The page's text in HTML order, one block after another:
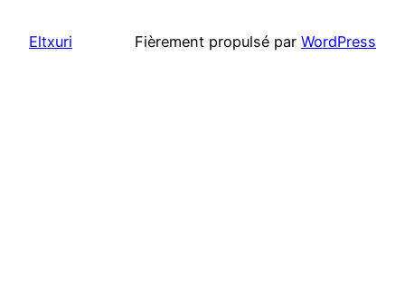
Eltxuri Fièrement propulsé par WordPress